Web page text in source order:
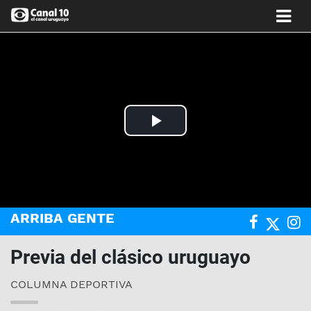
Play
ARRIBA GENTE
Previa del clásico uruguayo
COLUMNA DEPORTIVA